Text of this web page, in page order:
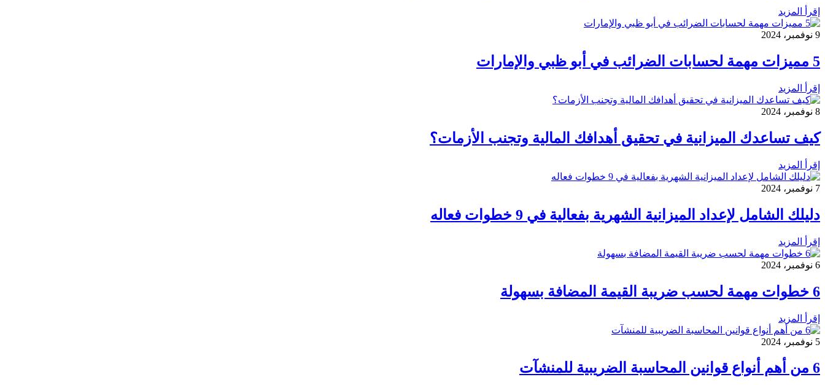
إقرأ المزيد
9 نوفمبر، 2024
5 مميزات مهمة لحسابات الضرائب في أبو ظبي والإمارات
إقرأ المزيد
8 نوفمبر، 2024
كيف تساعدك الميزانية في تحقيق أهدافك المالية وتجنب الأزمات؟
إقرأ المزيد
7 نوفمبر، 2024
دليلك الشامل لإعداد الميزانية الشهرية بفعالية في 9 خطوات فعاله
إقرأ المزيد
6 نوفمبر، 2024
6 خطوات مهمة لحسب ضريبة القيمة المضافة بسهولة
إقرأ المزيد
5 نوفمبر، 2024
6 من أهم أنواع قوانين المحاسبة الضريبية للمنشآت